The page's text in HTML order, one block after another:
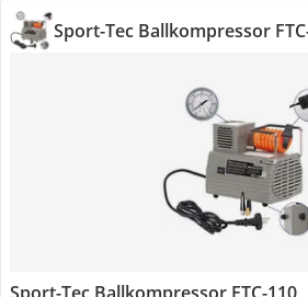
Sport-Tec Ballkompressor